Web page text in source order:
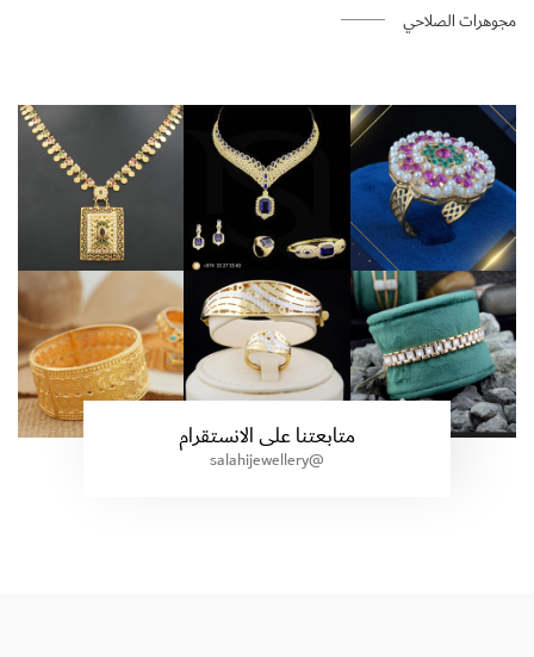
مجوهرات الصلاحي
متابعتنا على الانستقرام
@salahijewellery